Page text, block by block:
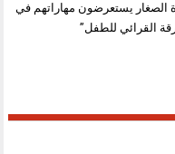
الصغار يستعرضون مهاراتهم في
القرائي للطفل”